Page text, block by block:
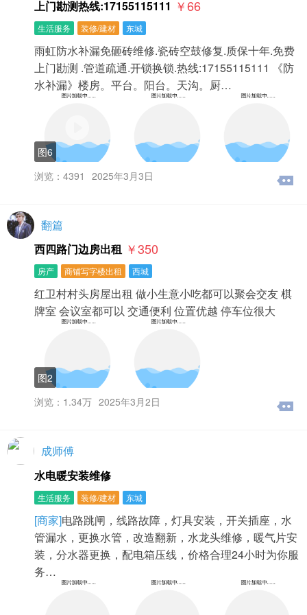
上门勘测热线:17155115111 ￥66
生活服务 装修/建材 东城
雨虹防水补漏免砸砖维修.瓷砖空鼓修复.质保十年.免费
上门勘测 .管道疏通.开锁换锁.热线:17155115111 《防
水补漏》楼房。平台。阳台。天沟。厨…
图6
浏览：4391
2025年3月3日
翻篇
西四路门边房出租 ￥350
房产 商铺写字楼出租 西城
红卫村村头房屋出租 做小生意小吃都可以聚会交友 棋
牌室 会议室都可以 交通便利 位置优越 停车位很大
图2
浏览：1.34万 2025年3月2日
成师傅
水电暖安装维修
生活服务 装修/建材 东城
[商家]电路跳闸，线路故障，灯具安装，开关插座，水
管漏水，更换水管，改造翻新，水龙头维修，暖气片安
装，分水器更换，配电箱压线，价格合理24小时为你服
务…